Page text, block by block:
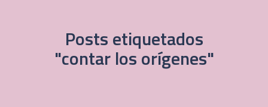
Posts etiquetados
"contar los orígenes"